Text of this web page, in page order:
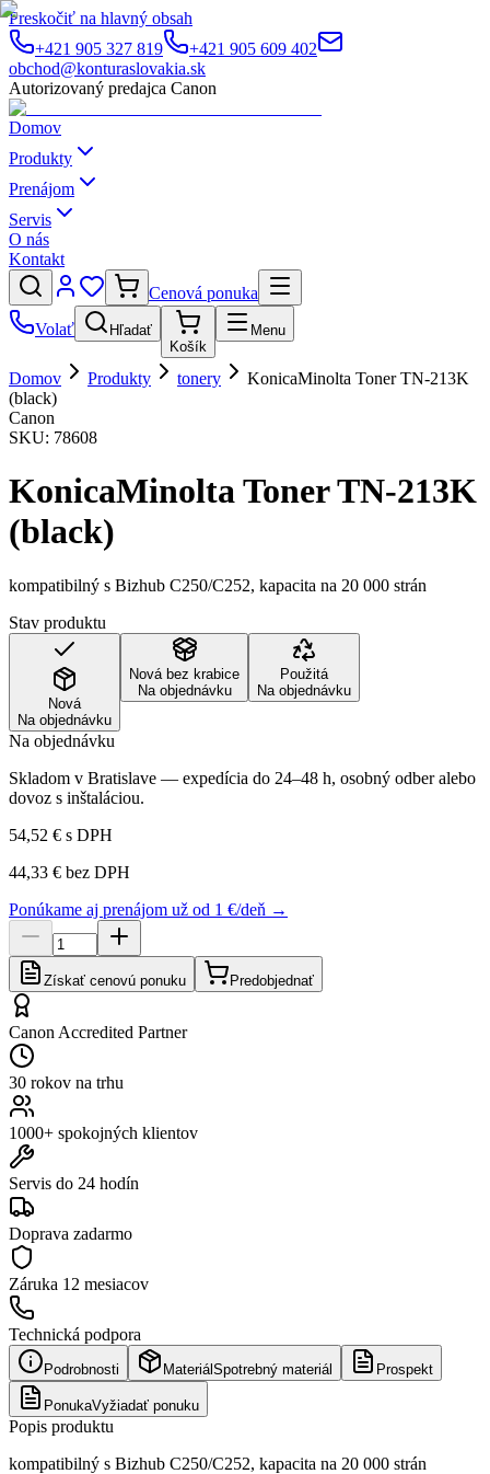
Preskočiť na hlavný obsah
+421 905 327 819
+421 905 609 402
obchod@konturaslovakia.sk
Autorizovaný predajca Canon
Domov
Produkty
Prenájom
Servis
O nás
Kontakt
Cenová ponuka
Volať
Hľadať
Košík
Menu
Domov Produkty tonery
KonicaMinolta Toner TN-213K
(black)
Canon
SKU: 78608
KonicaMinolta Toner TN-213K
(black)
kompatibilný s Bizhub C250/C252, kapacita na 20 000 strán
Stav produktu
Nová
Na objednávku
Nová bez krabice
Na objednávku
Použitá
Na objednávku
Na objednávku
Skladom v Bratislave — expedícia do 24–48 h, osobný odber alebo
dovoz s inštaláciou.
54,52 € s DPH
44,33 € bez DPH
Ponúkame aj prenájom už od 1 €/deň →
Získať cenovú ponuku Predobjednať
Canon Accredited Partner
30 rokov na trhu
1000+ spokojných klientov
Servis do 24 hodín
Doprava zadarmo
Záruka 12 mesiacov
Technická podpora
Podrobnosti Materiál Spotrebný materiál Prospekt
PonukaVyžiadať ponuku
Popis produktu
kompatibilný s Bizhub C250/C252, kapacita na 20 000 strán